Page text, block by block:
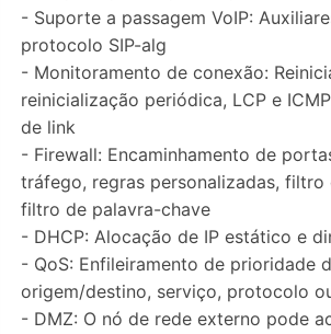
- Suporte a passagem VoIP:
protocolo SIP-alg
- Monitoramento de conexão:
reinicialização periódica, LCP e
de link
- Firewall: Encaminhamento de
tráfego, regras personalizadas, filtro
filtro de palavra-chave
- DHCP: Alocação de IP estático e
- QoS: Enfileiramento de prioridade
origem/destino, serviço, protocolo
- DMZ: O nó de rede externo pode